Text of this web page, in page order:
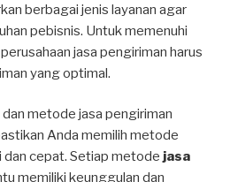
berbagai jenis layanan agar
pebisnis. Untuk memenuhi
jasa pengiriman harus
yang optimal.
metode jasa pengiriman
Anda memilih metode
dan cepat. Setiap metode jasa
memiliki keunggulan dan